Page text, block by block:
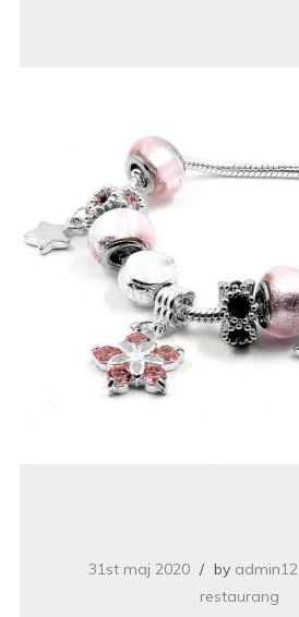
31st maj 2020 by admin12
restaurang